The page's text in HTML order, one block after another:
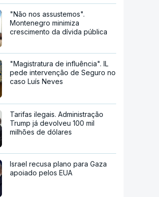
"Não nos assustemos".
Montenegro minimiza
crescimento da dívida pública
"Magistratura de influência". IL
pede intervenção de Seguro no
caso Luís Neves
Tarifas ilegais. Administração
Trump já devolveu 100 mil
milhões de dólares
Israel recusa plano para Gaza
apoiado pelos EUA